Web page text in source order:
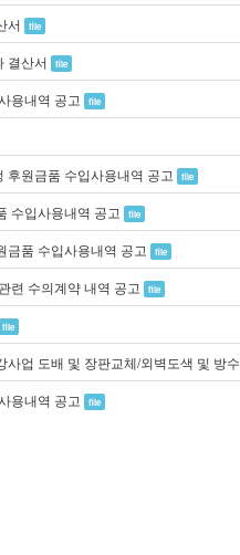
서 file
결산서 file
용내역 공고 file
원금품 수입사용내역 공고 file
수입사용내역 공고 file
품 수입사용내역 공고 file
련 수의계약 내역 공고 file
file
용내역 공고 file